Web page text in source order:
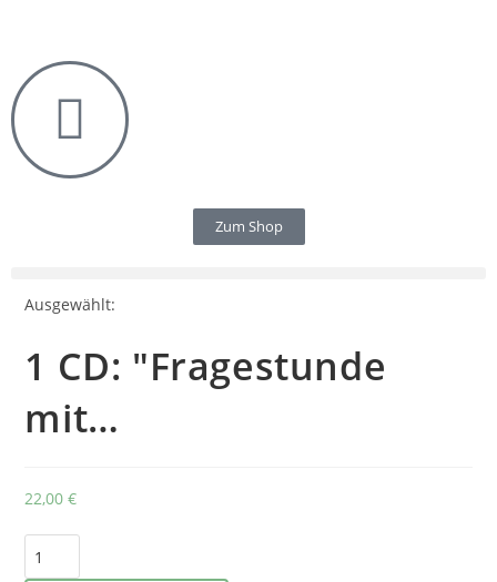
Zum Shop
Ausgewählt:
1 CD: "Fragestunde
mit…
22,00€